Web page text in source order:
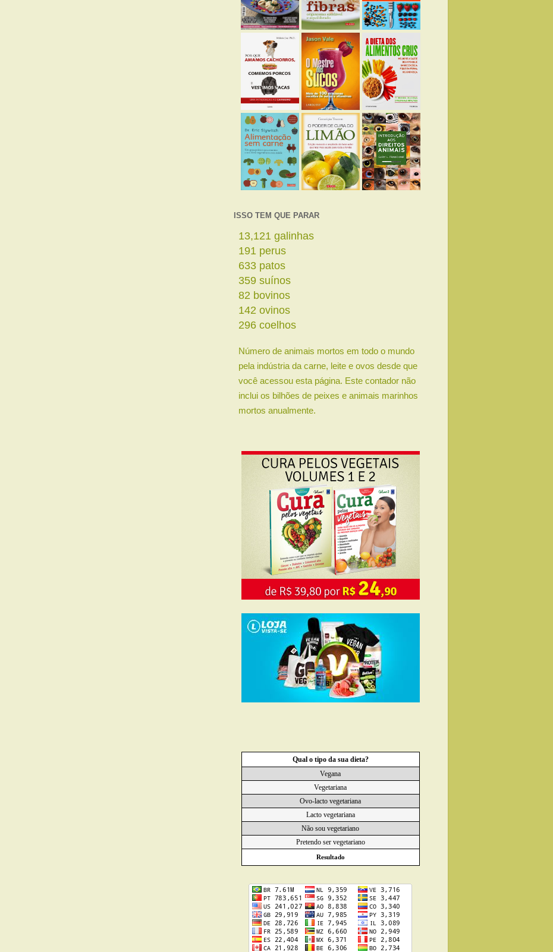
ISSO TEM QUE PARAR
14,969 galinhas
218 perus
722 patos
410 suínos
94 bovinos
162 ovinos
338 coelhos
Número de animais mortos em todo o mundo
pela indústria da carne, leite e ovos desde que
você acessou esta página. Este contador não
inclui os bilhões de peixes e animais marinhos
mortos anualmente.
Qual o tipo da sua dieta?
Vegana
Vegetariana
Ovo-lacto vegetariana
Lacto vegetariana
Não sou vegetariano
Pretendo ser vegetariano
Resultado